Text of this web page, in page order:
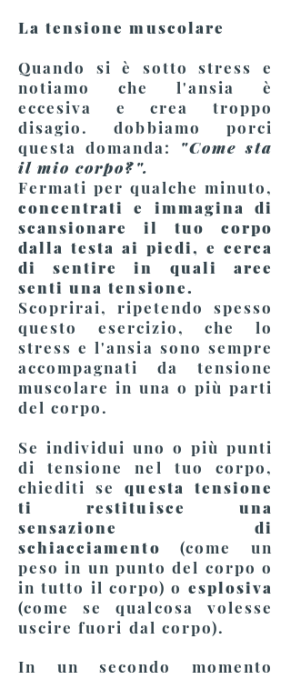
La tensione muscolare
Quando si è sotto stress e
notiamo che l'ansia è
eccesiva e crea troppo
disagio. dobbiamo porci
questa domanda: "Come sta
il mio corpo?".
Fermati per qualche minuto,
concentrati e immagina di
scansionare il tuo corpo
dalla testa ai piedi, e cerca
di sentire in quali aree
senti una tensione.
Scoprirai, ripetendo spesso
questo esercizio, che lo
stress e l'ansia sono sempre
accompagnati da tensione
muscolare in una o più parti
del corpo.
Se individui uno o più punti
di tensione nel tuo corpo,
chiediti sequesta tensione
ti restituisce una
sensazione di
schiacciamento (come un
peso in un punto del corpo o
in tutto il corpo) o esplosiva
(come se qualcosa volesse
uscire fuori dal corpo).
In un secondo momento